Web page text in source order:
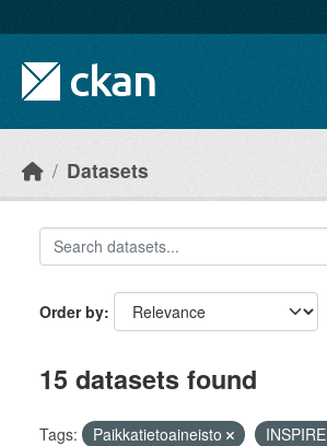
Datasets
Order by
15 datasets found
Tags: Paikkatietoaineisto
INSPIRE